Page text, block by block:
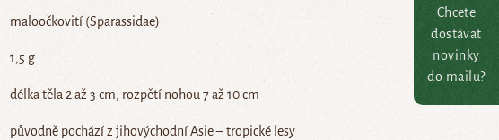
Chcete
dostávat
novinky
do mailu?
maloočkovití (Sparassidae)
1,5 g
délka těla 2 až 3 cm, rozpětí nohou 7 až 10 cm
původně pochází z jihovýchodní Asie – tropické lesy